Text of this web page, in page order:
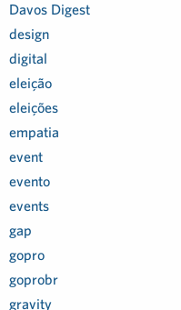
Davos Digest
design
digital
eleição
eleições
empatia
event
evento
events
gap
gopro
goprobr
gravity